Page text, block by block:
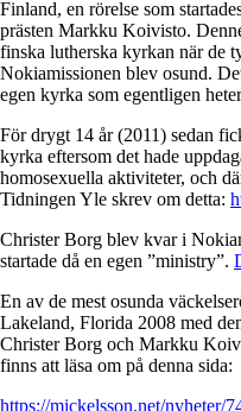
Finland, en rörelse som
prästen Markku Koivisto.
finska lutherska kyrkan när de
Nokiamissionen blev osund.
egen kyrka som egentligen
För drygt 14 år (2011) sedan
kyrka eftersom det hade
homosexuella aktiviteter, och
Tidningen Yle skrev om detta:
Christer Borg blev kvar i
startade då en egen ”ministry”.
En av de mest osunda
Lakeland, Florida 2008 med
Christer Borg och Markku
finns att läsa om på denna sida:
https://mickelsson.net/nyheter/